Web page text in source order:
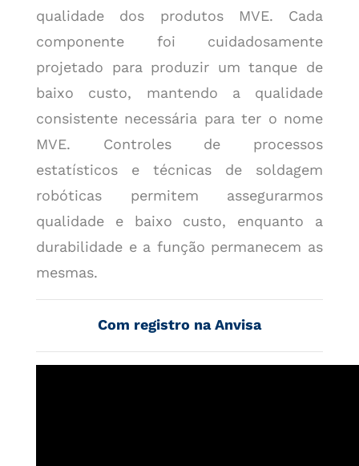
qualidade dos produtos MVE. Cada
componente foi cuidadosamente
projetado para produzir um tanque de
baixo custo, mantendo a qualidade
consistente necessária para ter o nome
MVE. Controles de processos
estatísticos e técnicas de soldagem
robóticas permitem assegurarmos
qualidade e baixo custo, enquanto a
durabilidade e a função permanecem as
mesmas.
Com registro na Anvisa